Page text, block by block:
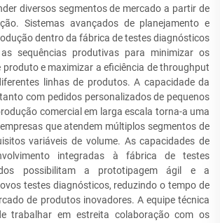
diversos segmentos de mercado a partir de
Sistemas avançados de planejamento e
dentro da fábrica de testes diagnósticos
sequências produtivas para minimizar os
produto e maximizar a eficiência de throughput
linhas de produtos. A capacidade da
com pedidos personalizados de pequenos
comercial em larga escala torna-a uma
que atendem múltiplos segmentos de
variáveis de volume. As capacidades de
integradas à fábrica de testes
possibilitam a prototipagem ágil e a
testes diagnósticos, reduzindo o tempo de
de produtos inovadores. A equipe técnica
trabalhar em estreita colaboração com os